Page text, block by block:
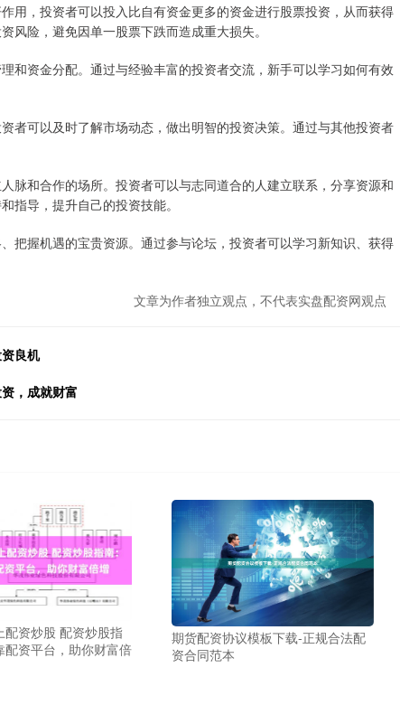
用，投资者可以投入比自有资金更多的资金进行股票投资，从而获得
风险，避免因单一股票下跌而造成重大损失。
和资金分配。通过与经验丰富的投资者交流，新手可以学习如何有效
者可以及时了解市场动态，做出明智的投资决策。通过与其他投资者
脉和合作的场所。投资者可以与志同道合的人建立联系，分享资源和
指导，提升自己的投资技能。
把握机遇的宝贵资源。通过参与论坛，投资者可以学习新知识、获得
文章为作者独立观点，不代表实盘配资网观点
良机
，成就财富
配资炒股 配资炒股指
配资平台，助你财富倍
期货配资协议模板下载-正规合法配
资合同范本